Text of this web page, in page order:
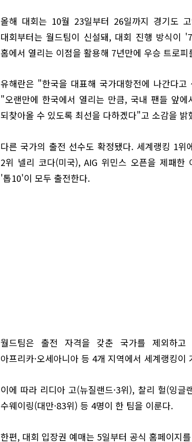
올해 대회는 10월 23일부터 26일까지 경기도
대회부터는 월드팀이 신설돼, 대회 진행 방식이
홈에서 열리는 이점을 활용해 7년만에 우승 트로
유해란은 "한국을 대표해 국가대항전에 나간다
"오랜만에 한국에서 열리는 만큼, 국내 팬들 앞
되찾아올 수 있도록 최선을 다하겠다"고 소감을 밝
다른 국가의 출전 선수도 확정됐다. 세계랭킹 1위
2위 넬리 코다(미국), AIG 위민스 오픈을 제패한
'톱10'이 모두 출전한다.
월드팀은 출전 자격을 갖춘 국가를 제외하고
아프리카·오세아니아 등 4개 지역에서 세계랭킹
이에 따라 리디아 고(뉴질랜드·3위), 찰리 헐(잉글
수웨이링(대만·83위) 등 4명이 한 팀을 이룬다.
한편, 대회 입장권 예매는 5일부터 공식 홈페이지